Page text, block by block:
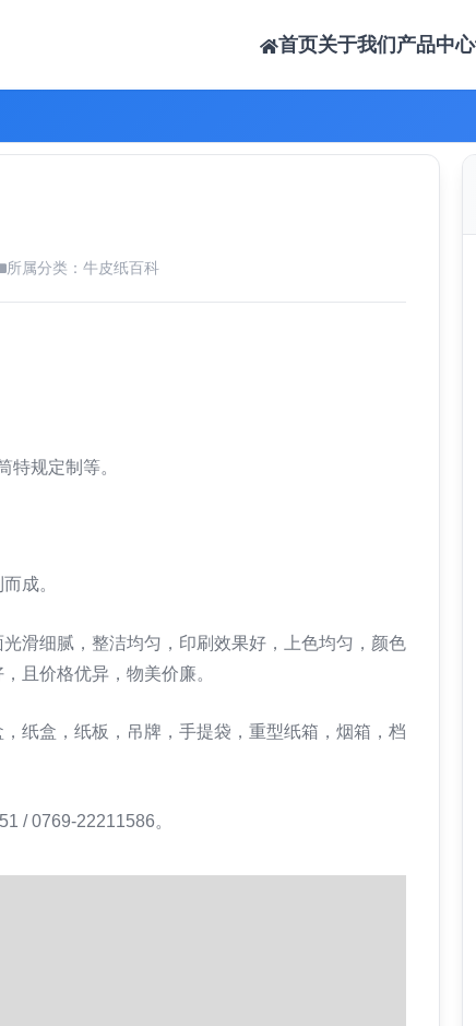
首页关于我们 产品中心
所属分类： 牛皮纸百科
规定制等。
成。
细腻，整洁均匀，印刷效果好，上色均匀，颜色
且价格优异，物美价廉。
盒，纸板，吊牌，手提袋，重型纸箱，烟箱，档
/ 0769-22211586。